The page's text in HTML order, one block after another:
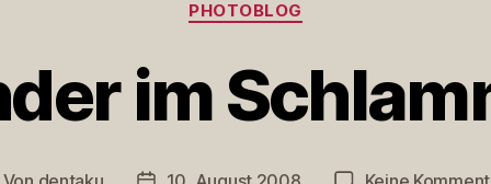
PHOTOBLOG
im